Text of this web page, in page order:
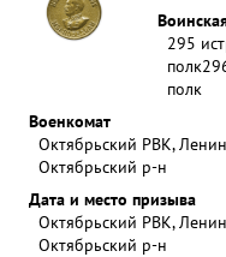
295
полк
полк
Военкомат
Октябрьский РВК,
Октябрьский р-н
Дата и место призыва
Октябрьский РВК,
Октябрьский р-н